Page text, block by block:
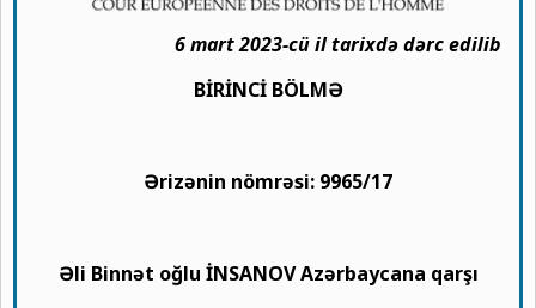
6 mart 2023-cü il tarixdə dərc edilib
BİRİNCİ BÖLMƏ
Ərizənin nömrəsi: 9965/17
Əli Binnət oğlu İNSANOV Azərbaycana qarşı